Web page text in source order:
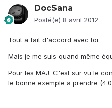
DocSana
Posté(e) 8 avril 2012
Tout a fait d'accord avec toi.
Mais je me suis quand même
Pour les MAJ. C'est sur vu le
le bonne exemple a prendre